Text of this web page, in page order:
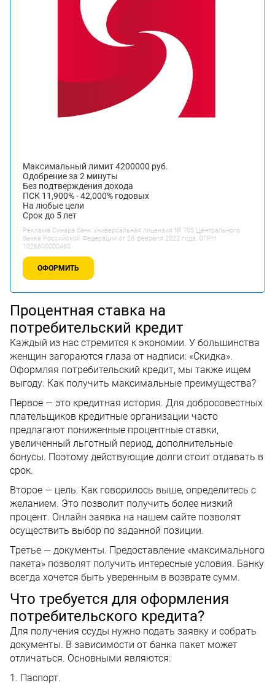
Максимальный лимит 4200000 руб.
Одобрение за 2 минуты
Без подтверждения дохода
ПСК 11,900% - 42,000% годовых
На любые цели
Срок до 5 лет
Реклама Синара банк.Универсальная лицензия № 705 Центрального
банка Российской Федерации от 28 февраля 2022 года, ОГРН
1026600000460
ОФОРМИТЬ
Процентная ставка на
потребительский кредит
Каждый из нас стремится к экономии. У большинства
женщин загораются глаза от надписи: «Скидка».
Оформляя потребительский кредит, мы также ищем
выгоду. Как получить максимальные преимущества?
Первое — это кредитная история. Для добросовестных
плательщиков кредитные организации часто
предлагают пониженные процентные ставки,
увеличенный льготный период, дополнительные
бонусы. Поэтому действующие долги стоит отдавать в
срок.
Второе — цель. Как говорилось выше, определитесь с
желанием. Это позволит получить более низкий
процент. Онлайн заявка на нашем сайте позволят
осуществить выбор по заданной позиции.
Третье — документы. Предоставление «максимального
пакета» позволят получить интересные условия. Банку
всегда хочется быть уверенным в возврате сумм.
Что требуется для оформления
потребительского кредита?
Для получения ссуды нужно подать заявку и собрать
документы. В зависимости от банка пакет может
отличаться. Основными являются:
1. Паспорт.